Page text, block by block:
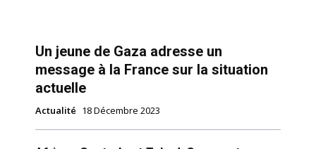
Un jeune de Gaza adresse un
message à la France sur la situation
actuelle
Actualité 18 Décembre 2023